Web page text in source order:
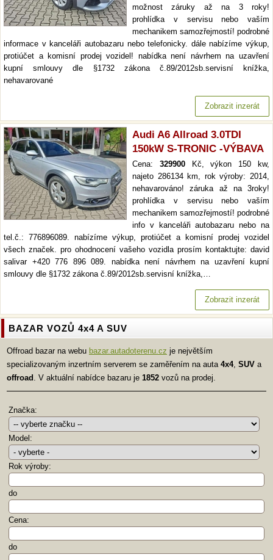
možnost záruky až na 3 roky!
prohlídka v servisu nebo vaším
mechanikem samozřejmostí! podrobné
informace v kanceláři autobazaru nebo telefonicky. dále nabízíme výkup,
protiúčet a komisní prodej vozidel! nabídka není návrhem na uzavření
kupní smlouvy dle §1732 zákona č.89/2012sb.servisní knížka,
nehavarované
Zobrazit inzerát
Audi A6 Allroad 3.0TDI
150kW S-TRONIC -VÝBAVA
Cena: 329900Kč, výkon 150 kw,
najeto 286134 km, rok výroby: 2014,
nehavarováno! záruka až na 3roky!
prohlídka v servisu nebo vaším
mechanikem samozřejmostí! podrobné
info v kanceláři autobazaru nebo na
tel.č.: 776896089. nabízíme výkup, protiúčet a komisní prodej vozidel
všech značek. pro ohodnocení vašeho vozidla prosím kontaktujte: david
salivar +420 776 896 089. nabídka není návrhem na uzavření kupní
smlouvy dle §1732 zákona č.89/2012sb.servisní knížka,…
Zobrazit inzerát
BAZAR VOZŮ 4x4 A SUV
Offroad bazar na webu bazar.autadoterenu.cz je největším
specializovaným inzertním serverem se zaměřením na auta 4x4, SUV a
offroad . V aktuální nabídce bazaru je 1852 vozů na prodej.
Značka:
Model:
Rok výroby:
do
Cena:
do